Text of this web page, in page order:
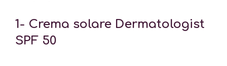
1- Crema solare Dermatologist
SPF 50